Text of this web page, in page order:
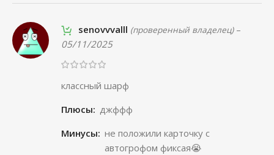
senovvvalll (проверенный владелец) –
05/11/2025
классный шарф
Плюсы: джффф
Минусы: не положили карточку с
автогрофом фиксая😭